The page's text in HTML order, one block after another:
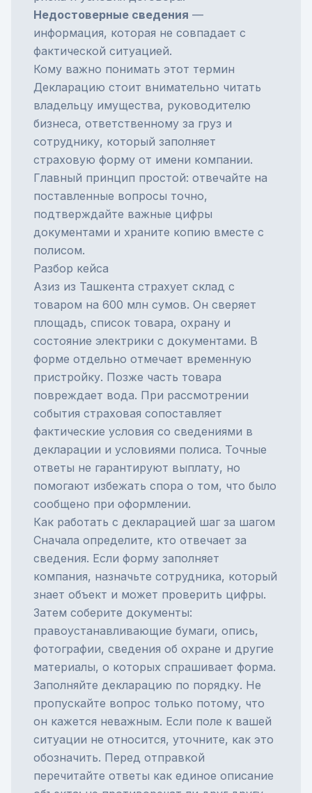
Недостоверные сведения —
информация, которая не совпадает с
фактической ситуацией.
Кому важно понимать этот термин
Декларацию стоит внимательно читать
владельцу имущества, руководителю
бизнеса, ответственному за груз и
сотруднику, который заполняет
страховую форму от имени компании.
Главный принцип простой: отвечайте на
поставленные вопросы точно,
подтверждайте важные цифры
документами и храните копию вместе с
полисом.
Разбор кейса
Азиз из Ташкента страхует склад с
товаром на 600 млн сумов. Он сверяет
площадь, список товара, охрану и
состояние электрики с документами. В
форме отдельно отмечает временную
пристройку. Позже часть товара
повреждает вода. При рассмотрении
события страховая сопоставляет
фактические условия со сведениями в
декларации и условиями полиса. Точные
ответы не гарантируют выплату, но
помогают избежать спора о том, что было
сообщено при оформлении.
Как работать с декларацией шаг за шагом
Сначала определите, кто отвечает за
сведения. Если форму заполняет
компания, назначьте сотрудника, который
знает объект и может проверить цифры.
Затем соберите документы:
правоустанавливающие бумаги, опись,
фотографии, сведения об охране и другие
материалы, о которых спрашивает форма.
Заполняйте декларацию по порядку. Не
пропускайте вопрос только потому, что
он кажется неважным. Если поле к вашей
ситуации не относится, уточните, как это
обозначить. Перед отправкой
перечитайте ответы как единое описание